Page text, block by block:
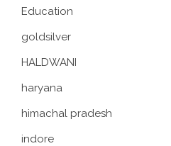
Education
goldsilver
HALDWANI
haryana
himachal pradesh
indore